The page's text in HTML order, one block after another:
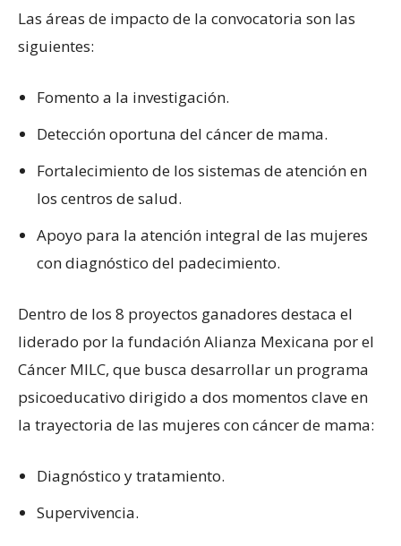
Las áreas de impacto de la convocatoria son las
siguientes:
Fomento a la investigación.
Detección oportuna del cáncer de mama.
Fortalecimiento de los sistemas de atención en
los centros de salud.
Apoyo para la atención integral de las mujeres
con diagnóstico del padecimiento.
Dentro de los 8 proyectos ganadores destaca el
liderado por la fundación Alianza Mexicana por el
Cáncer MILC, que busca desarrollar un programa
psicoeducativo dirigido a dos momentos clave en
la trayectoria de las mujeres con cáncer de mama:
Diagnóstico y tratamiento.
Supervivencia.